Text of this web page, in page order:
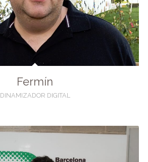
Fermín
DINAMIZADOR DIGITAL